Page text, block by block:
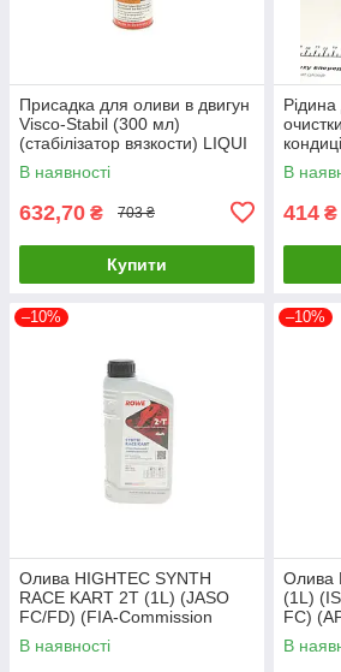
Присадка для оливи в двигун
Visco-Stabil (300 мл)
(cтабілізатор вязкости) LIQUI
MOLY 1017 UA61
В наявності
632,70 ₴ 703 ₴
Купити
Рідина
В
414 ₴
–10%
Олива HIGHTEC SYNTH
RACE KART 2T (1L) (JASO
FC/FD) (FIA-Commission
Internationale de Karti 20107-
0010-99 UA61
В наявності
–10%
Олива
(1L)
FC)
UA61
В